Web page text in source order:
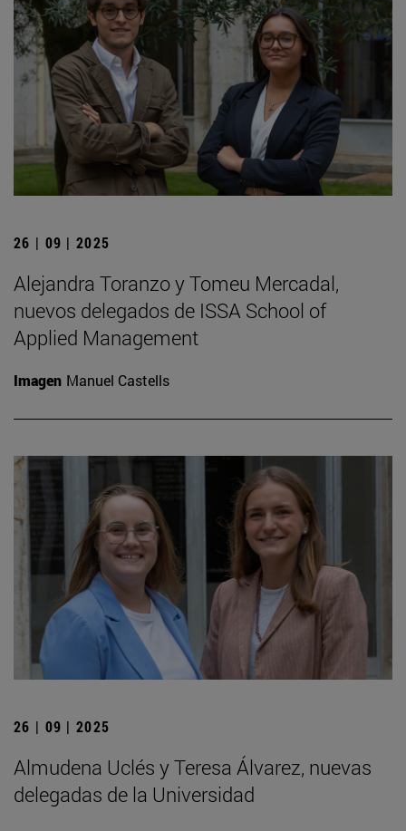
26 | 09 | 2025
Alejandra Toranzo y Tomeu Mercadal,
nuevos delegados de ISSA School of
Applied Management
Imagen Manuel Castells
26 | 09 | 2025
Almudena Uclés y Teresa Álvarez, nuevas
delegadas de la Universidad